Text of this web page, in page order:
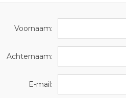
Voornaam:
Achternaam:
E-mail: